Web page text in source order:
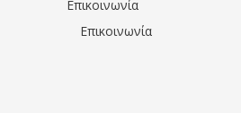
Επικοινωνία
Επικοινωνία